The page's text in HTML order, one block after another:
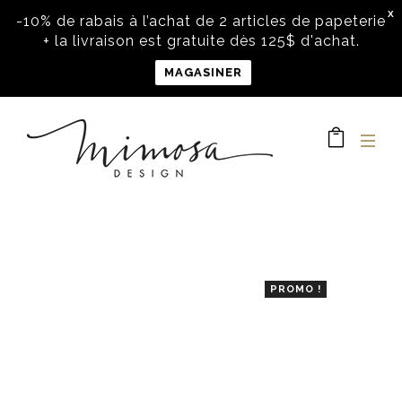
X
-10% de rabais à l’achat de 2 articles de papeterie
+ la livraison est gratuite dès 125$ d'achat.
MAGASINER
PROMO !